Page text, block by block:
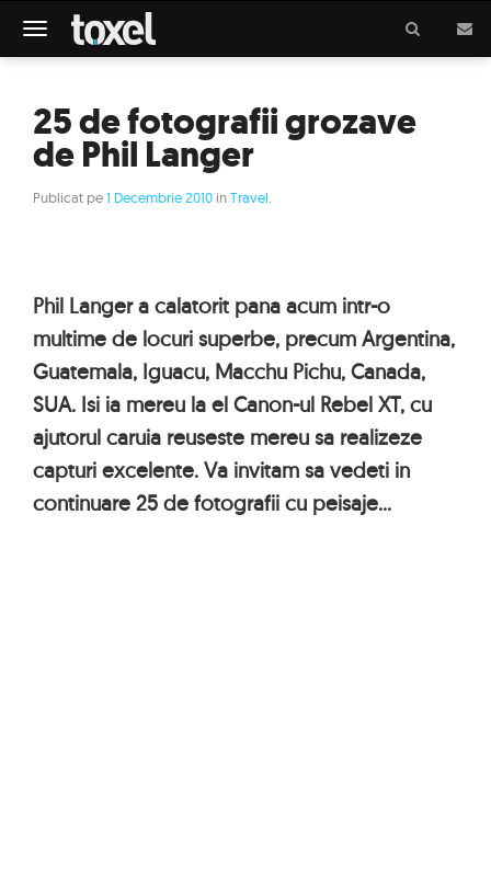
Meniu
25 de fotografii grozave
de Phil Langer
Publicat pe1 Decembrie 2010 inTravel
Phil Langer a calatorit pana acum intr-o
multime de locuri superbe, precum Argentina,
Guatemala, Iguacu, Macchu Pichu, Canada,
SUA. Isi ia mereu la el Canon-ul Rebel XT, cu
ajutorul caruia reuseste mereu sa realizeze
capturi excelente. Va invitam sa vedeti in
continuare 25 de fotografii cu peisaje...